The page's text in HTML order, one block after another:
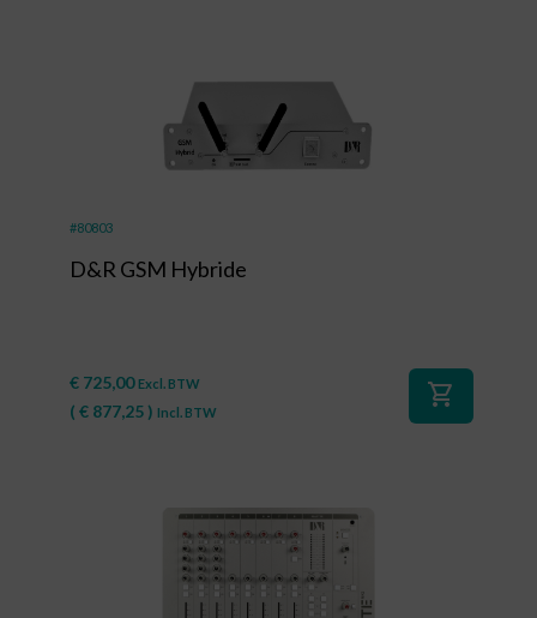
#80803
D&R GSM Hybride
€ 725,00 Excl. BTW
( € 877,25) Incl. BTW
shopping_cart